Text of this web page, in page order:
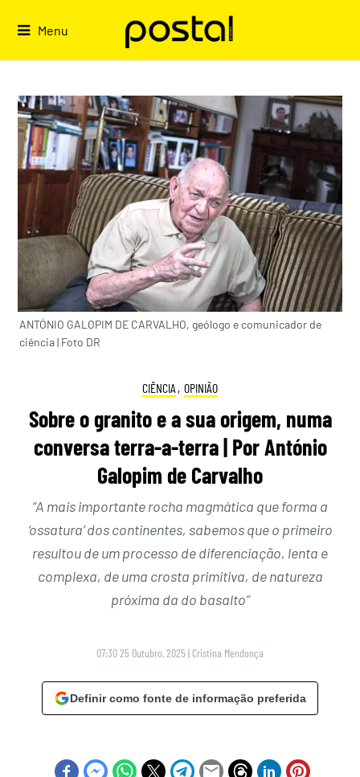
Menu
ANTÓNIO GALOPIM DE CARVALHO, geólogo e comunicador de
ciência | Foto DR
CIÊNCIA , OPINIÃO
Sobre o granito e a sua origem, numa
conversa terra-a-terra | Por António
Galopim de Carvalho
“A mais importante rocha magmática que forma a
‘ossatura’ dos continentes, sabemos que o primeiro
resultou de um processo de diferenciação, lenta e
complexa, de uma crosta primitiva, de natureza
próxima da do basalto”
07:30 25 Outubro, 2025 | Cristina Mendonça
Definir como fonte de informação preferida